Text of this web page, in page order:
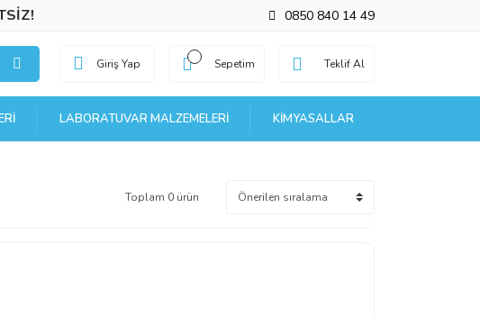
0850 840 14 49
Giriş Yap Sepetim Teklif Al
LABORATUVAR MALZEMELERI KIMYASALLAR
Toplam 0 ürün